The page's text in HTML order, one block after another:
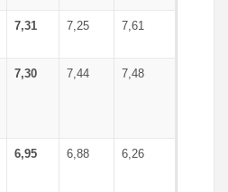
7,31 7,25 7,61
7,30 7,44 7,48
6,95 6,88 6,26